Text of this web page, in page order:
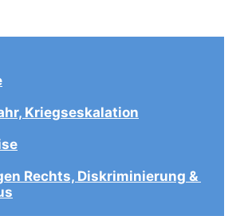
Kriegseskalation
Rechts, Diskriminierung &